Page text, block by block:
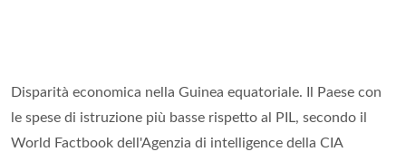
Disparità economica nella Guinea equatoriale. Il Paese con
le spese di istruzione più basse rispetto al PIL, secondo il
World Factbook dell'Agenzia di intelligence della CIA